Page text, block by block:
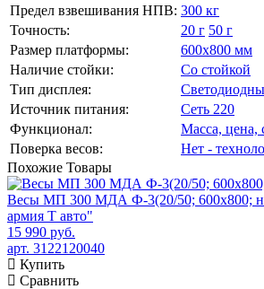
Предел взвешивания НПВ: 300 кг
Точность:
20 г 50 г
Размер платформы:
600х800 мм
Наличие стойки:
Со стойкой
Тип дисплея:
Источник питания:
Сеть 220
Функционал:
Масса, цена,
Поверка весов:
Нет -
Похожие Товары
Весы МП 300 МДА Ф-3(20/50; 600х800;
армия Т авто"
15 990 руб.
арт. 3122120040
Купить
Сравнить